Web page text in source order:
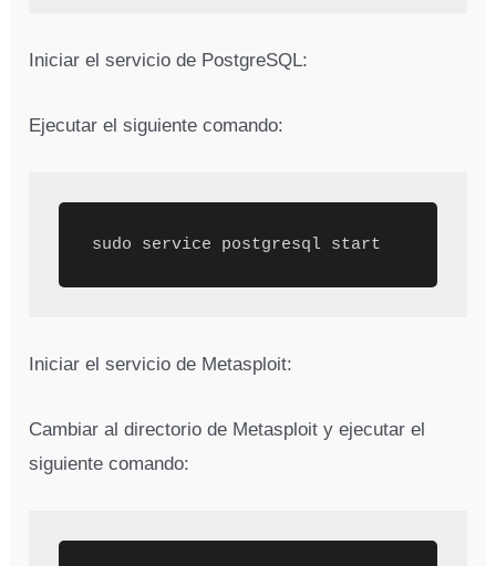
Iniciar el servicio de PostgreSQL:
Ejecutar el siguiente comando:
sudo service postgresql start
Iniciar el servicio de Metasploit:
Cambiar al directorio de Metasploit y ejecutar el
siguiente comando: